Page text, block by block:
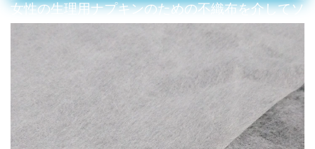
女性の生理用ナプキンのための不織布を介してソ
フト親水熱い空気